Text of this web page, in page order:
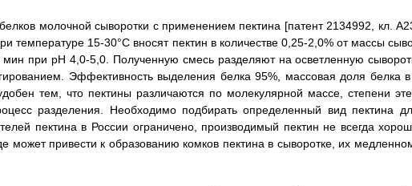
молочной сыворотки с применением пектина [патент 2134992, кл.
температуре 15-30°С вносят пектин в количестве 0,25-2,0% от массы
при рН 4,0-5,0. Полученную смесь разделяют на осветленную
Эффективность выделения белка 95%, массовая доля белка в
тем, что пектины различаются по молекулярной массе, степени
разделения. Необходимо подбирать определенный вид пектина
пектина в России ограничено, производимый пектин не всегда
может привести к образованию комков пектина в сыворотке, их